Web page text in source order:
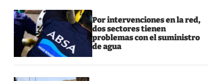
Por intervenciones en la red,
dos sectores tienen
problemas con el suministro
de agua